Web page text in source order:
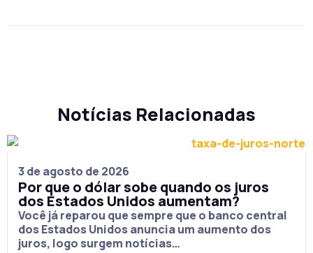
Notícias Relacionadas
3 de agosto de 2026
Por que o dólar sobe quando os juros
dos Estados Unidos aumentam?
Você já reparou que sempre que o banco central
dos Estados Unidos anuncia um aumento dos
juros, logo surgem notícias…